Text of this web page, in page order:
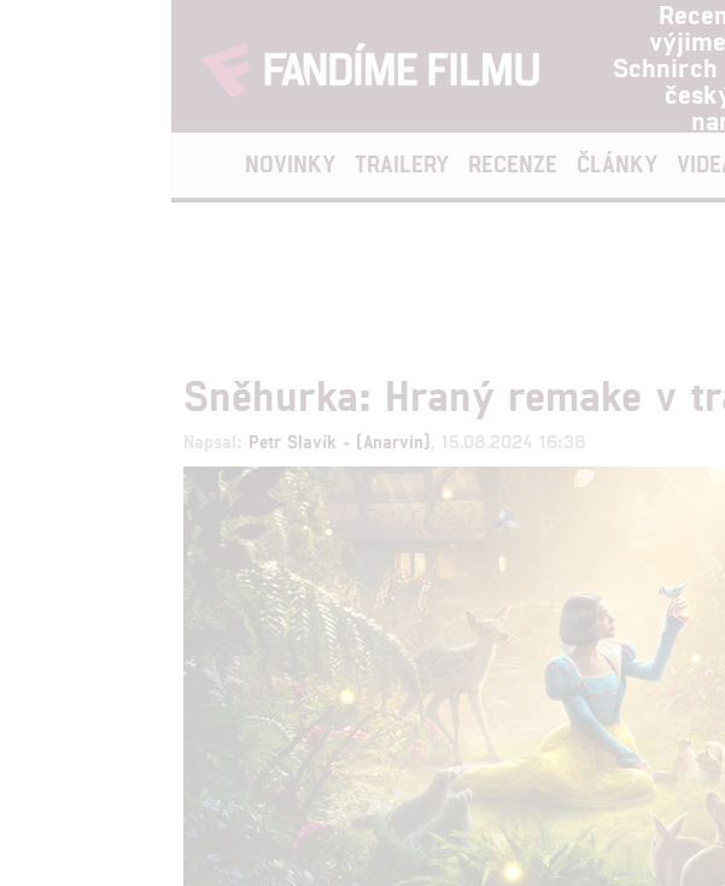
Schnirch
NOVINKY TRAILERY RECENZE ČLÁNKY
Sněhurka: Hraný remake v
Napsal: Petr Slavík - (Anarvin) , 15.08.2024 16:38